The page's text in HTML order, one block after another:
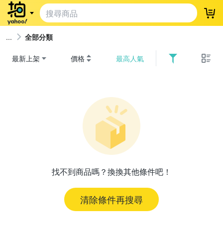
登
全部分類
最新上架 價格 最高人氣
找不到商品嗎？換換其他條件吧！
清除條件再搜尋